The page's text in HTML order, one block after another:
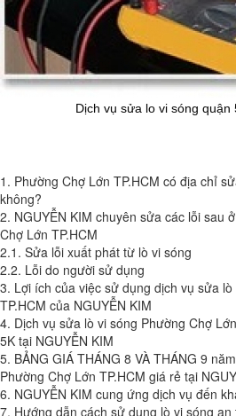
Dịch vụ sửa lo vi sóng quận
1. Phường Chợ Lớn TP.HCM có địa chỉ
không?
2. NGUYỄN KIM chuyên sửa các lỗi sau
Chợ Lớn TP.HCM
2.1. Sửa lỗi xuất phát từ lò vi sóng
2.2. Lỗi do người sử dụng
3. Lợi ích của việc sử dụng dịch vụ sửa
TP.HCM của NGUYỄN KIM
4. Dịch vụ sửa lò vi sóng Phường Chợ
5K tại NGUYỄN KIM
5. BẢNG GIÁ THÁNG 8 VÀ THÁNG 9
Phường Chợ Lớn TP.HCM giá rẻ tại
6. NGUYỄN KIM cung ứng dịch vụ đến
7. Hướng dẫn cách sử dụng lò vi sóng